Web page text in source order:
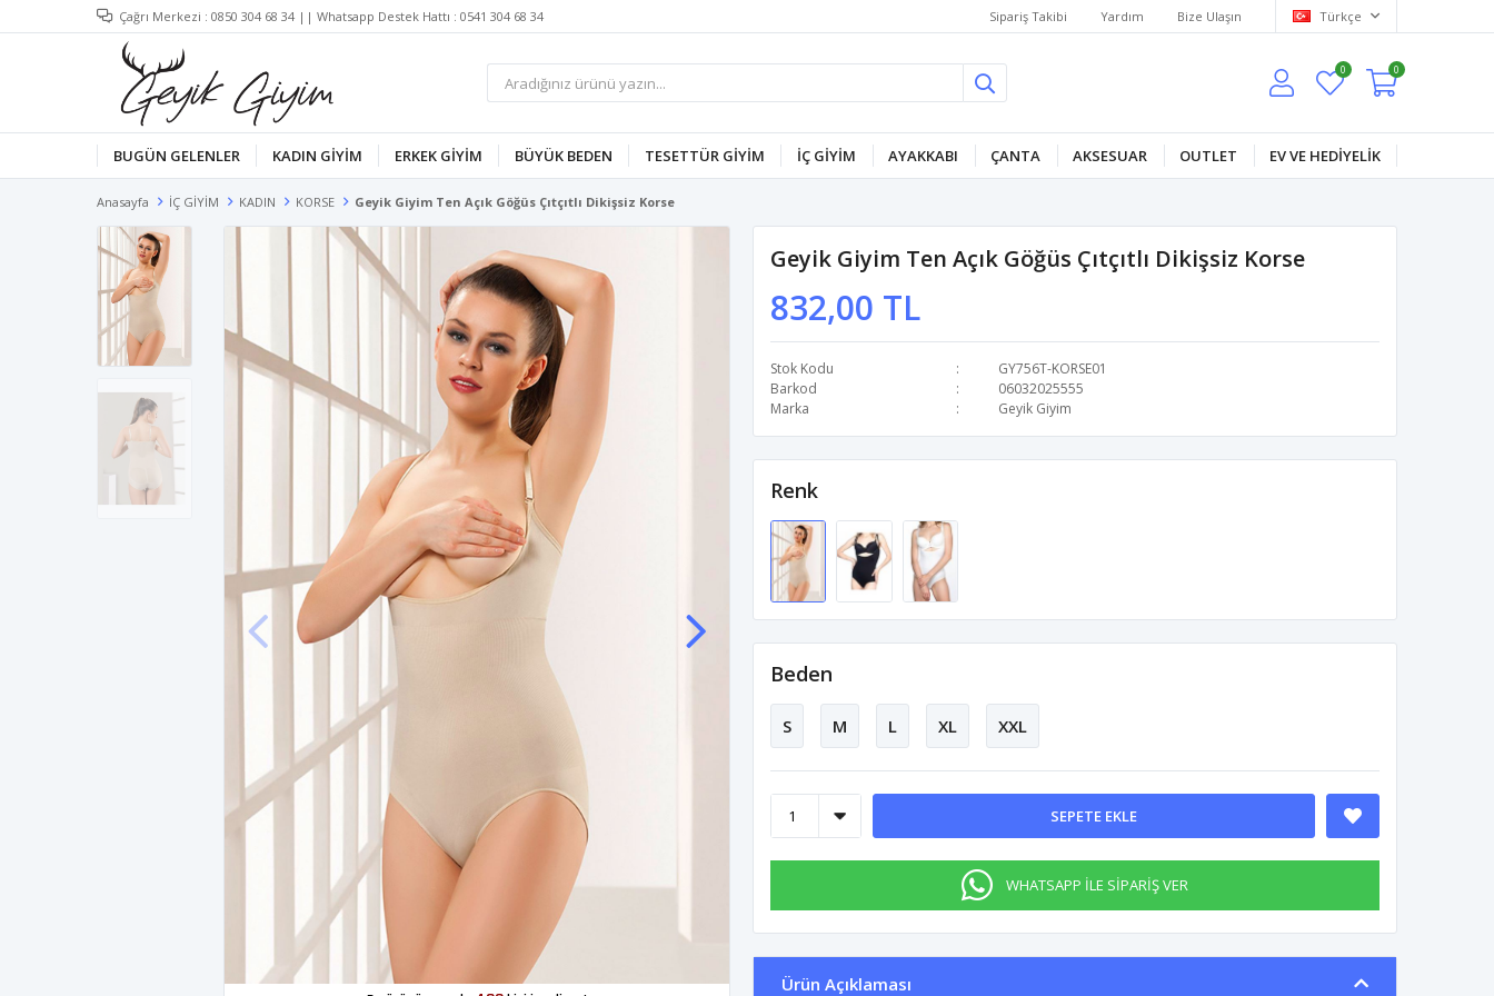
Çağrı Merkezi : 0850 304 68 34 || Whatsapp Destek Hattı : 0541 304 68 34 Sipariş Takibi Yardım Bize Ulaşın Türkçe
0 0
BUGÜN GELENLER KADIN GİYİM ERKEK GİYİM BÜYÜK BEDEN TESETTÜR GİYİM İÇ GİYİM AYAKKABI ÇANTA AKSESUAR OUTLET EV VE HEDİYELİK
Anasayfa İÇ GİYİM KADIN KORSE Geyik Giyim Ten Açık Göğüs Çıtçıtlı Dikişsiz Korse
Geyik Giyim Ten Açık Göğüs Çıtçıtlı Dikişsiz Korse
832,00 TL
Stok Kodu
GY756T-KORSE01
Barkod
06032025555
Marka
Geyik Giyim
Renk
Beden
S M L XL XXL
SEPETE EKLE
WHATSAPP İLE SİPARİŞ VER
Ürün Açıklaması